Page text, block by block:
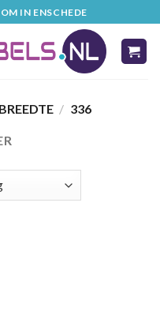
IN ENSCHEDE
/ 336